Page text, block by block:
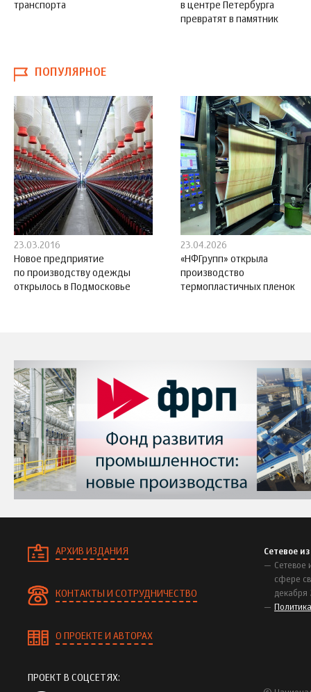
транспорта
в центре Петербурга
превратят в памятник
ПОПУЛЯРНОЕ
23.03.2016
Новое предприятие
по производству одежды
открылось в Подмосковье
23.04.2026
«НФГрупп» открыла
производство
термопластичных пленок
АРХИВ ИЗДАНИЯ
КОНТАКТЫ И СОТРУДНИЧЕСТВО
О ПРОЕКТЕ И АВТОРАХ
Сетевое
Сетевое
сфере
декабря
ПРОЕКТ В СОЦСЕТЯХ: